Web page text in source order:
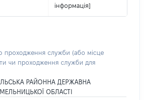
інформація]
проходження служби (або місце
чи проходження служби для
РАЙОННА ДЕРЖАВНА
ОБЛАСТІ